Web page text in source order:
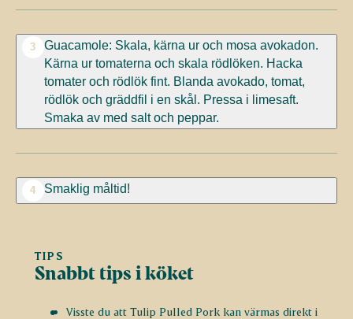
3
Guacamole: Skala, kärna ur och mosa avokadon.
Kärna ur tomaterna och skala rödlöken. Hacka
tomater och rödlök fint. Blanda avokado, tomat,
rödlök och gräddfil i en skål. Pressa i limesaft.
Smaka av med salt och peppar.
4 Smaklig måltid!
TIPS
Snabbt tips i köket
Visste du att Tulip Pulled Pork kan värmas direkt i